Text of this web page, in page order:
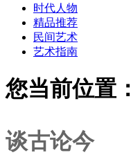
时代人物
精品推荐
民间艺术
艺术指南
您当前位置：
谈古论今